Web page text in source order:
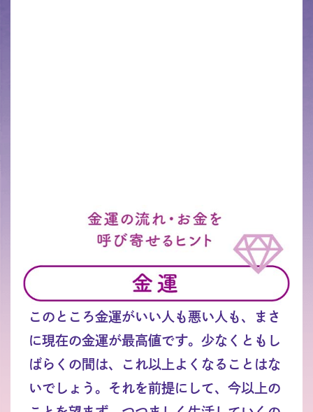
このところ金運がいい人も悪い人も、まさ
に現在の金運が最高値です。少なくともし
ばらくの間は、これ以上よくなることはな
いでしょう。それを前提にして、今以上の